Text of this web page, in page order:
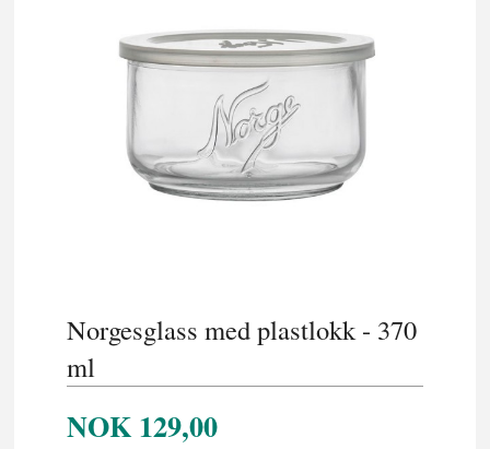
Norgesglass med plastlokk - 370
ml
NOK 129,00